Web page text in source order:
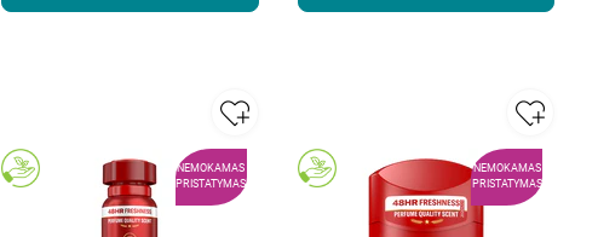
NEMOKAMAS
PRISTATYMAS
NEMOKAMAS
PRISTATYMAS